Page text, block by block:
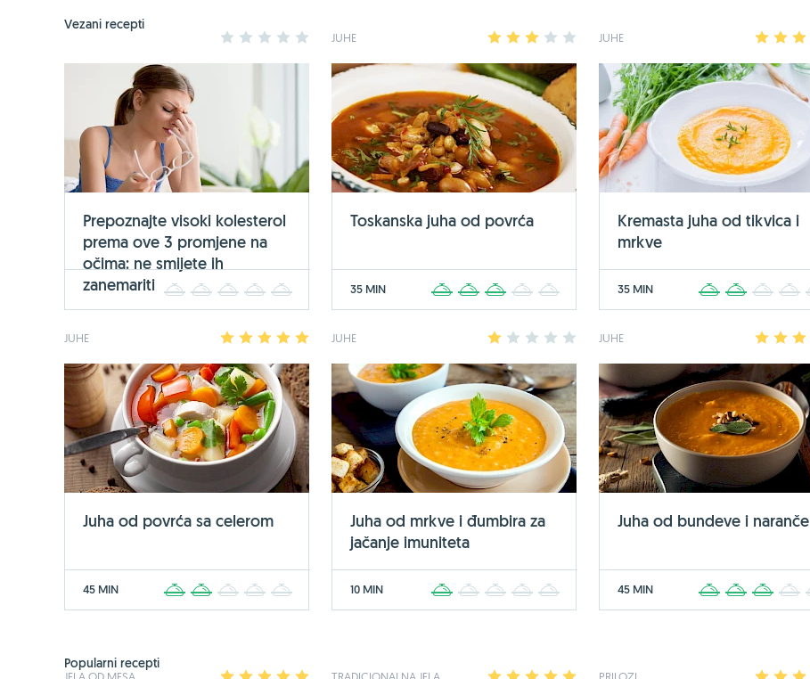
Vezani recepti
2 3 4
Prepoznajte visoki kolesterol
prema ove 3 promjene na
očima: ne smijete ih
zanemariti
2 3 4
JUHE 2 3 4
Toskanska juha od povrća
35 MIN 2 3 4
JUHE 2
Kremasta juha od tikvica i
mrkve
35 MIN 2 3 4
JUHE 2 3 4
Juha od povrća sa celerom
45 MIN 2 3 4
JUHE 2 3 4
Juha od mrkve i đumbira za
jačanje imuniteta
10 MIN 2 3 4
JUHE 2
Juha od bundeve i naranče
45 MIN 2 3 4
Popularni recepti